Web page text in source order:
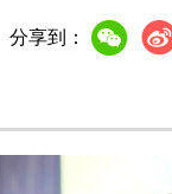
分享到：